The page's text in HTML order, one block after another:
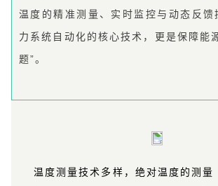
温度的精准测量、实时监控与动态反馈
力系统自动化的核心技术，更是保障能
题”。
温度测量技术多样，绝对温度的测量